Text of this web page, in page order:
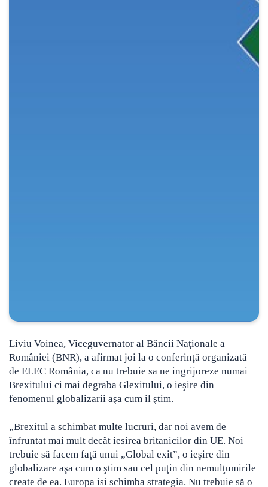
Liviu Voinea, Viceguvernator al Băncii Naţionale a
României (BNR), a afirmat joi la o conferinţă organizată
de ELEC România, ca nu trebuie sa ne ingrijoreze numai
Brexitului ci mai degraba Glexitului, o ieşire din
fenomenul globalizarii aşa cum il ştim.
„Brexitul a schimbat multe lucruri, dar noi avem de
înfruntat mai mult decât iesirea britanicilor din UE. Noi
trebuie să facem faţă unui „Global exit”, o ieşire din
globalizare aşa cum o ştim sau cel puţin din nemulţumirile
create de ea. Europa isi schimba strategia. Nu trebuie să o